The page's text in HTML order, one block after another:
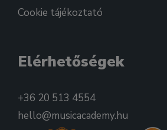
Cookie tájékoztató
Elérhetőségek
+36 20 513 4554
hello@musicacademy.hu